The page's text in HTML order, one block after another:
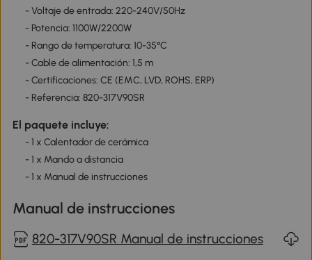
- Voltaje de entrada: 220-240V/50Hz
- Potencia: 1100W/2200W
- Rango de temperatura: 10-35°C
- Cable de alimentación: 1,5 m
- Certificaciones: CE (EMC, LVD, ROHS, ERP)
- Referencia: 820-317V90SR
El paquete incluye:
- 1 x Calentador de cerámica
- 1 x Mando a distancia
- 1 x Manual de instrucciones
Manual de instrucciones
820-317V90SR Manual de instrucciones